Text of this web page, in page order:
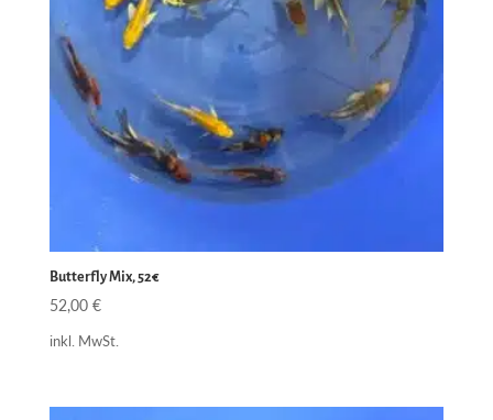
Butterfly Mix, 52€
52,00 €
inkl. MwSt.